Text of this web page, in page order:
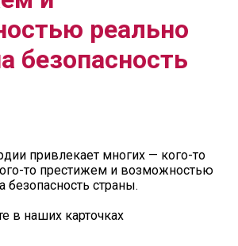
реально
безопасность
привлекает многих — кого-то
то престижем и возможностью
безопасность страны.
в наших карточках